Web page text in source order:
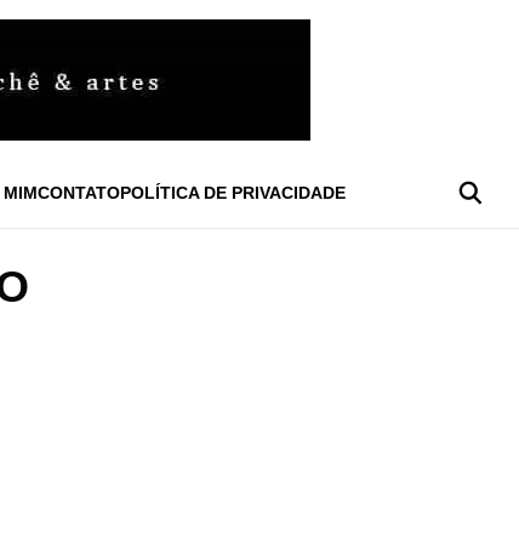
CONTATOPOLÍTICA DE PRIVACIDADE